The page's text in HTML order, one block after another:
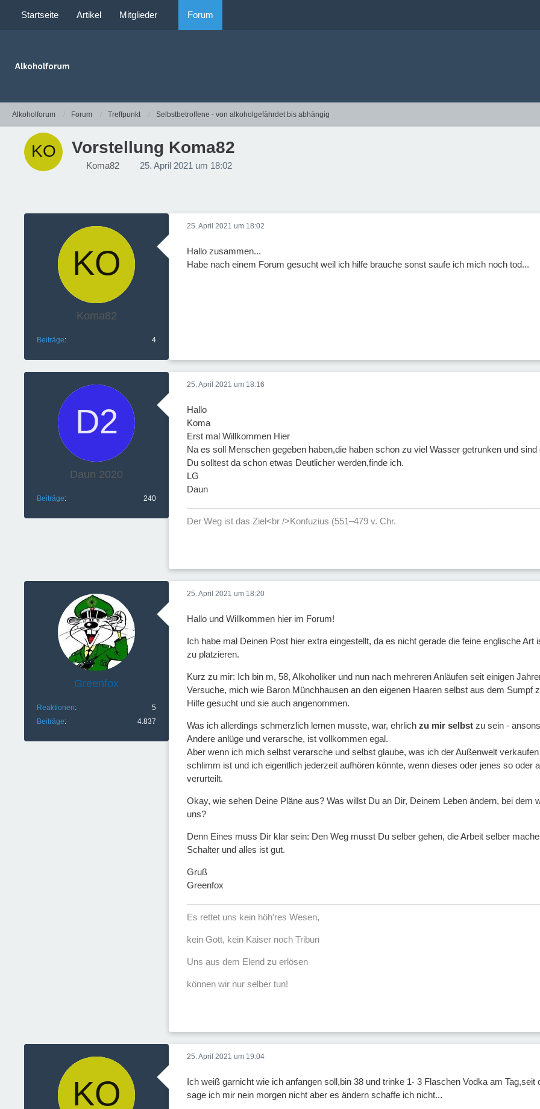
Startseite Artikel Mitglieder Forum
Alkoholforum Forum Treffpunkt Selbstbetroffene - von alkoholgefährdet bis abhängig
Vorstellung Koma82
Koma82 25. April 2021 um 18:02
Koma82
Beiträge 4
25. April 2021 um 18:02
Hallo zusammen...
Habe nach einem Forum gesucht weil ich hilfe brauche sonst saufe ich mich noch tod...
Daun 2020
Beiträge 240
25. April 2021 um 18:16
Hallo
Koma
Erst mal Willkommen Hier
Na es soll Menschen gegeben haben,die haben schon zu viel Wasser getrunken und sind
Du solltest da schon etwas Deutlicher werden,finde ich.
LG
Daun
Der Weg ist das Ziel<br />Konfuzius (551–479 v. Chr.
Greenfox
Reaktionen
5
Beiträge
4.837
25. April 2021 um 18:20
Hallo und Willkommen hier im Forum!
Ich habe mal Deinen Post hier extra eingestellt, da es nicht gerade die feine englische
zu platzieren.
Kurz zu mir: Ich bin m, 58, Alkoholiker und nun nach mehreren Anläufen seit einigen
Versuche, mich wie Baron Münchhausen an den eigenen Haaren selbst aus dem Sumpf
Hilfe gesucht und sie auch angenommen.
Was ich allerdings schmerzlich lernen musste, war, ehrlich zu mir selbst zu sein -
Andere anlüge und verarsche, ist vollkommen egal.
Aber wenn ich mich selbst verarsche und selbst glaube, was ich der Außenwelt
schlimm ist und ich eigentlich jederzeit aufhören könnte, wenn dieses oder jenes so oder
verurteilt.
Okay, wie sehen Deine Pläne aus? Was willst Du an Dir, Deinem Leben ändern, bei
uns?
Denn Eines muss Dir klar sein: Den Weg musst Du selber gehen, die Arbeit selber
Schalter und alles ist gut.
Gruß
Greenfox
Es rettet uns kein höh’res Wesen,
kein Gott, kein Kaiser noch Tribun
Uns aus dem Elend zu erlösen
können wir nur selber tun!
25. April 2021 um 19:04
Ich weiß garnicht wie ich anfangen soll,bin 38 und trinke 1- 3 Flaschen Vodka am
sage ich mir nein morgen nicht aber es ändern schaffe ich nicht...